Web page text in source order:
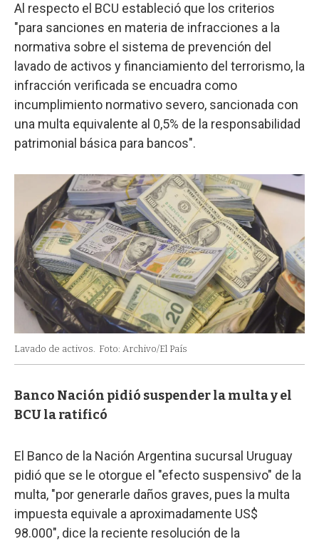
Al respecto el BCU estableció que los criterios
"para sanciones en materia de infracciones a la
normativa sobre el sistema de prevención del
lavado de activos y financiamiento del terrorismo, la
infracción verificada se encuadra como
incumplimiento normativo severo, sancionada con
una multa equivalente al 0,5% de la responsabilidad
patrimonial básica para bancos".
Lavado de activos. Foto: Archivo/El País
Banco Nación pidió suspender la multa y el
BCU la ratificó
El Banco de la Nación Argentina sucursal Uruguay
pidió que se le otorgue el "efecto suspensivo" de la
multa, "por generarle daños graves, pues la multa
impuesta equivale a aproximadamente US$
98.000", dice la reciente resolución de la